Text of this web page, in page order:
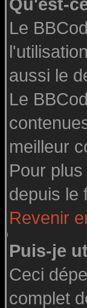
Qu'est-
Le
aussi le
Le
meilleur
Pour
depuis le
Revenir
Puis-je
Ceci
complet